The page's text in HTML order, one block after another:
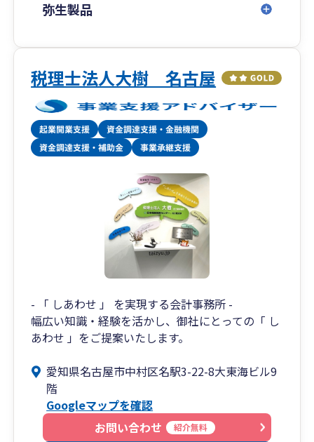
弥生製品
税理士法人大樹 名古屋
- 「 しあわせ 」 を実現する会計事務所 -
幅広い知識・経験を活かし、御社にとっての「 し
あわせ 」をご提案いたします。
愛知県名古屋市中村区名駅3-22-8大東海ビル9
階
Googleマップを確認
お問い合わせ
紹介無料